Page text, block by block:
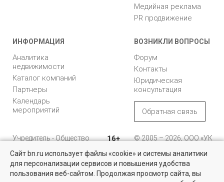
Коммерческая недвижимость
Проверенные объекты под различные цели в Санкт-Петербурге и
Медийная реклама
PR продвижение
ИНФОРМАЦИЯ
Аналитика
недвижимости
Каталог компаний
Партнеры
Календарь
мероприятий
ВОЗНИКЛИ ВОПРОСЫ
Форум
Контакты
Юридическая
консультация
Обратная связь
Учредитель - Общество
ответственностью
"Управляющая
компания "Бюллетень
недвижимости"
16+
© 2005 – 2026, ООО «УК
196105, Санкт-
Петербург, пр. Юрия
Гагарина, 1
Сайт bn.ru использует файлы «cookie» и системы аналитики
для персонализации сервисов и повышения удобства
пользования веб-сайтом. Продолжая просмотр сайта, вы